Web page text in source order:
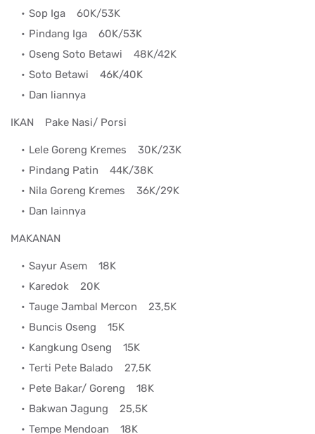
Sop Iga 60K/53K
Pindang Iga 60K/53K
Oseng Soto Betawi 48K/42K
Soto Betawi 46K/40K
Dan liannya
IKAN Pake Nasi/ Porsi
Lele Goreng Kremes 30K/23K
Pindang Patin 44K/38K
Nila Goreng Kremes 36K/29K
Dan lainnya
MAKANAN
Sayur Asem 18K
Karedok 20K
Tauge Jambal Mercon 23,5K
Buncis Oseng 15K
Kangkung Oseng 15K
Terti Pete Balado 27,5K
Pete Bakar/ Goreng 18K
Bakwan Jagung 25,5K
Tempe Mendoan 18K